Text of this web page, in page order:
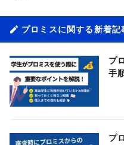
プロミスに関する新着記
プ
手
プ